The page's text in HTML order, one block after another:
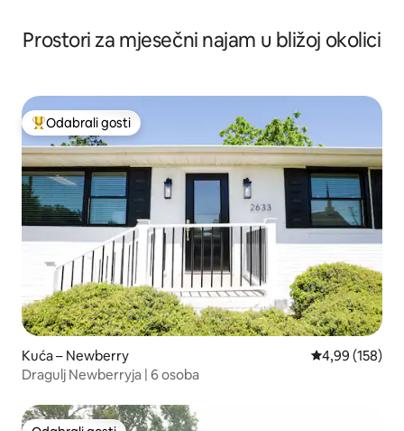
Prostori za mjesečni najam u bližoj okolici
Među najviše rangiranima s oznakom „Odabrali gosti”
Odabrali gosti
Kuća – Newberry Prosječna
4,99 (158)
Dragulj Newberryja | 6 osoba